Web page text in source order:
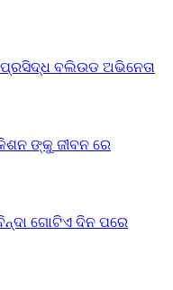
ପ୍ରସିଦ୍ଧ ବଲିଉଡ ଅଭିନେତା
ଙ୍କୁ ଜୀବନ ରେ
ଗୋଟିଏ ଦିନ ପରେ